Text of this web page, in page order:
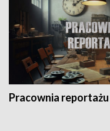
Pracownia reportażu